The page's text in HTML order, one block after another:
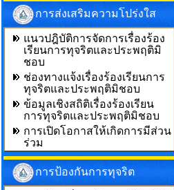
การส่งเสริมความโปร่งใส
แนวปฎิบัติการจัดการเรื่องร้อง
เรียนการทุจริตและประพฤติมิ
ชอบ
ช่องทางแจ้งเรื่องร้องเรียนการ
ทุจริตและประพฤติมิชอบ
ข้อมูลเชิงสถิติเรื่องร้องเรียน
การทุจริตและประพฤติมิชอบ
การเปิดโอกาสให้เกิดการมีส่วน
ร่วม
การป้องกันการทุจริต